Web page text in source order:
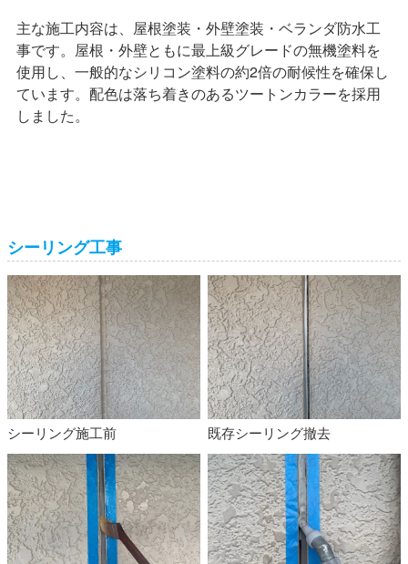
主な施工内容は、屋根塗装・外壁塗装・ベランダ防水工
事です。屋根・外壁ともに最上級グレードの無機塗料を
使用し、一般的なシリコン塗料の約2倍の耐候性を確保し
ています。配色は落ち着きのあるツートンカラーを採用
しました。
シーリング工事
シーリング施工前 既存シーリング撤去